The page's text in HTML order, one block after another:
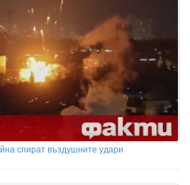
спират въздушните удари